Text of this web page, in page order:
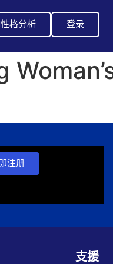
格分析 登录
注册
支援